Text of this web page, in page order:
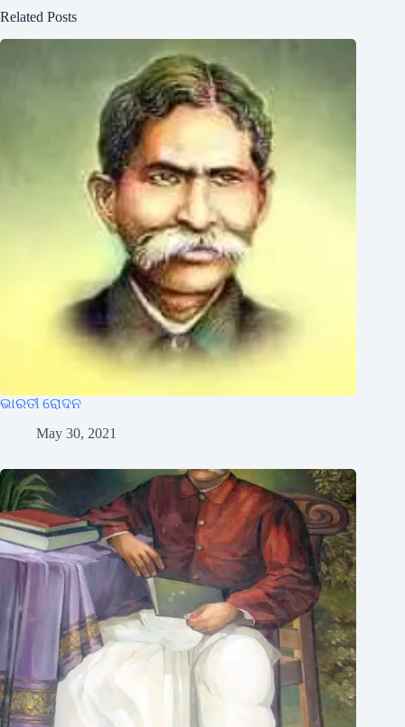
Related Posts
ଭାରତୀ ରୋଦନ
May 30, 2021